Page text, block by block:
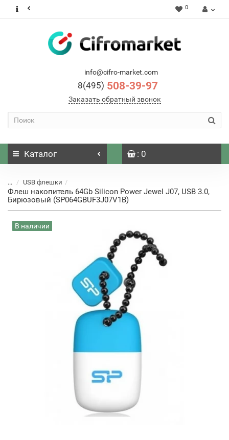
0
info@cifro-market.com
8(495) 508-39-97
Заказать обратный звонок
Каталог : 0
... USB флешки
Флеш накопитель 64Gb Silicon Power Jewel J07, USB 3.0,
Бирюзовый (SP064GBUF3J07V1B)
В наличии